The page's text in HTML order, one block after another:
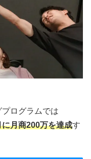
ログラムでは
月商200万を達成す